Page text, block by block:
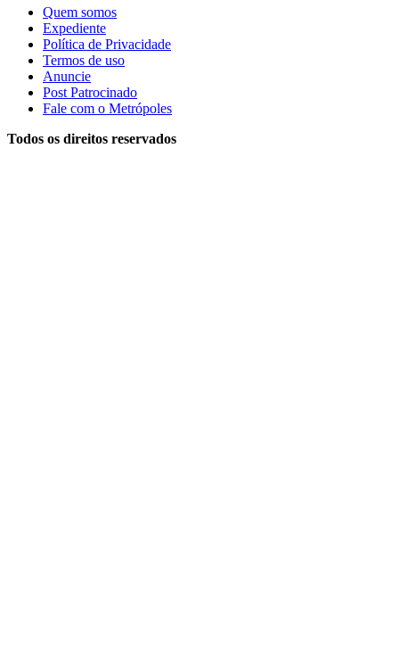
Quem somos
Expediente
Política de Privacidade
Termos de uso
Anuncie
Post Patrocinado
Fale com o Metrópoles
Todos os direitos reservados